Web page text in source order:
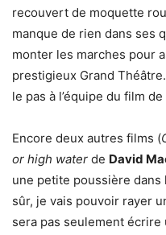
recouvert de moquette
manque de rien dans ses
monter les marches pour
prestigieux Grand
le pas à l’équipe du film de
Encore deux autres films (
or high water de David
une petite poussière dans
sûr, je vais pouvoir rayer
sera pas seulement